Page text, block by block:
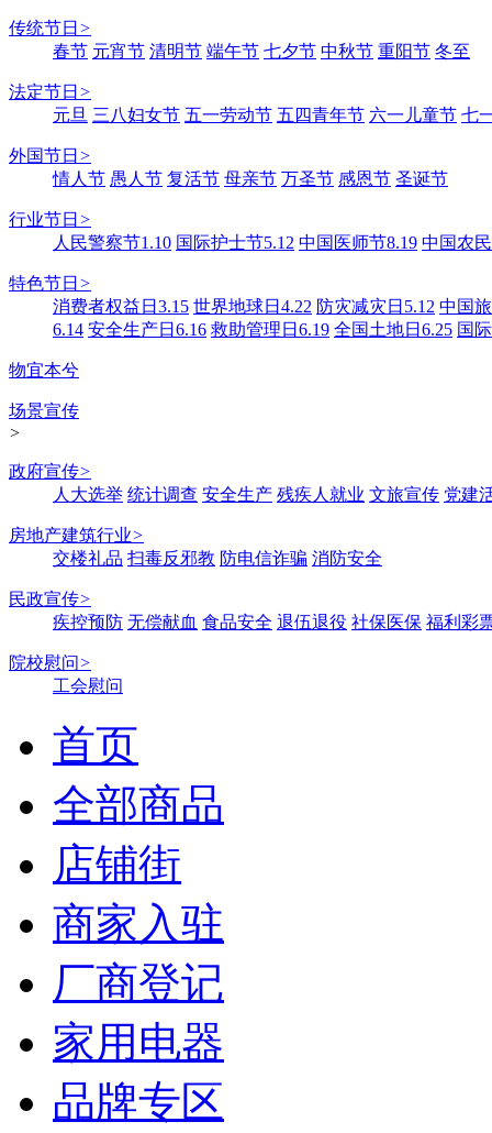
传统节日 >
春节 元宵节 清明节 端午节 七夕节 中秋节 重阳节 冬至
法定节日 >
元旦 三八妇女节 五一劳动节 五四青年节 六一儿童节 七
外国节日 >
情人节 愚人节 复活节 母亲节 万圣节 感恩节 圣诞节
行业节日 >
人民警察节1.10 国际护士节5.12 中国医师节8.19 中国农
特色节日 >
消费者权益日3.15 世界地球日4.22 防灾减灾日5.12 中国
6.14 安全生产日6.16 救助管理日6.19 全国土地日6.25 国
物宜本兮
场景宣传
>
政府宣传>
人大选举 统计调查 安全生产 残疾人就业 文旅宣传 党建
房地产建筑行业>
交楼礼品 扫毒反邪教 防电信诈骗 消防安全
民政宣传>
疾控预防 无偿献血 食品安全 退伍退役 社保医保 福利彩
院校慰问>
工会慰问
首页
全部商品
店铺街
商家入驻
厂商登记
家用电器
品牌专区